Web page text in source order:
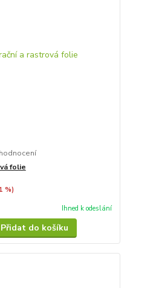
folie
%)
Ihned k odeslání
Přidat do košíku